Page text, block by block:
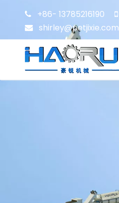
 +86- 13785216190 
 shirley@petjixie.com